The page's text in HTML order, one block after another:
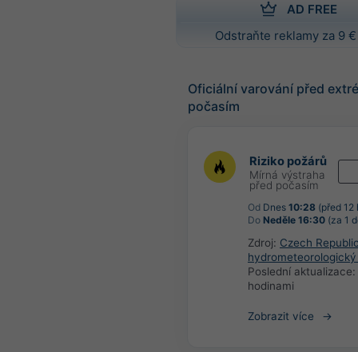
AD FREE
Odstraňte reklamy za 9
Oficiální varování před
počasím
Riziko požárů
Mírná výstraha
před počasím
Od Dnes 10:28 (před 12
Do Neděle 16:30 (za 1
Zdroj: Czech
Poslední aktualizace:
hodinami
Zobrazit více